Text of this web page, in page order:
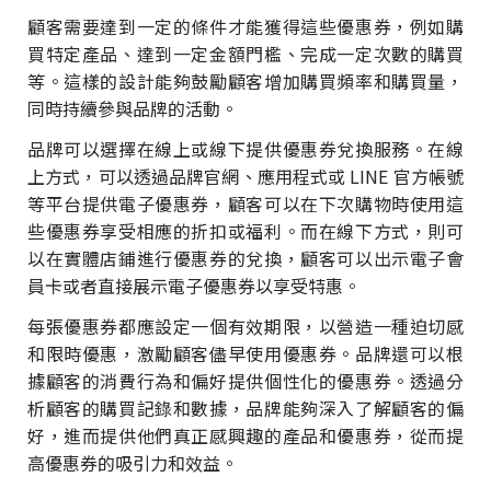
顧客需要達到一定的條件才能獲得這些優惠券，例如購
買特定產品、達到一定金額門檻、完成一定次數的購買
等。這樣的設計能夠鼓勵顧客增加購買頻率和購買量，
同時持續參與品牌的活動。
品牌可以選擇在線上或線下提供優惠券兌換服務。在線
上方式，可以透過品牌官網、應用程式或 LINE 官方帳號
等平台提供電子優惠券，顧客可以在下次購物時使用這
些優惠券享受相應的折扣或福利。而在線下方式，則可
以在實體店鋪進行優惠券的兌換，顧客可以出示電子會
員卡或者直接展示電子優惠券以享受特惠。
每張優惠券都應設定一個有效期限，以營造一種迫切感
和限時優惠，激勵顧客儘早使用優惠券。品牌還可以根
據顧客的消費行為和偏好提供個性化的優惠券。透過分
析顧客的購買記錄和數據，品牌能夠深入了解顧客的偏
好，進而提供他們真正感興趣的產品和優惠券，從而提
高優惠券的吸引力和效益。